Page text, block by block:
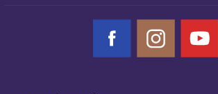
Facebook Instagram YouTube